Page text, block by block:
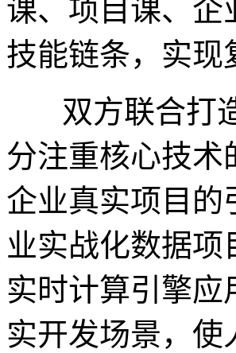
课、项目课、企
技能链条，实现
双方联合打
分注重核心技术
企业真实项目的
业实战化数据项
实时计算引擎应
实开发场景，使